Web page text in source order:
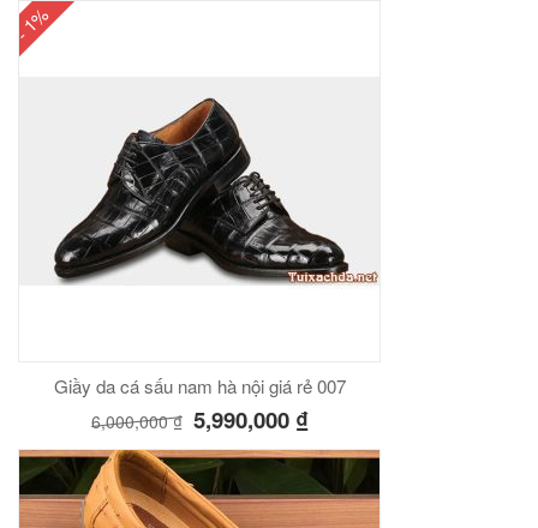
- 1%
Giầy da cá sấu nam hà nội giá rẻ 007
6,000,000₫ 5,990,000 ₫